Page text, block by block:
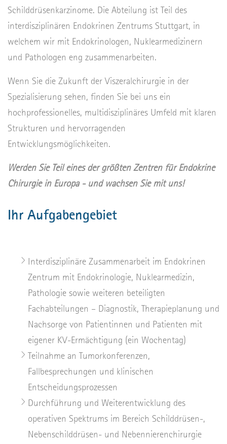
Schilddrüsenkarzinome. Die Abteilung ist Teil des
interdisziplinären Endokrinen Zentrums Stuttgart, in
welchem wir mit Endokrinologen, Nuklearmedizinern
und Pathologen eng zusammenarbeiten.
Wenn Sie die Zukunft der Viszeralchirurgie in der
Spezialisierung sehen, finden Sie bei uns ein
hochprofessionelles, multidisziplinäres Umfeld mit klaren
Strukturen und hervorragenden
Entwicklungsmöglichkeiten.
Werden Sie Teil eines der größten Zentren für Endokrine
Chirurgie in Europa - und wachsen Sie mit uns!
Ihr Aufgabengebiet
Interdisziplinäre Zusammenarbeit im Endokrinen
Zentrum mit Endokrinologie, Nuklearmedizin,
Pathologie sowie weiteren beteiligten
Fachabteilungen – Diagnostik, Therapieplanung und
Nachsorge von Patientinnen und Patienten mit
eigener KV-Ermächtigung (ein Wochentag)
Teilnahme an Tumorkonferenzen,
Fallbesprechungen und klinischen
Entscheidungsprozessen
Durchführung und Weiterentwicklung des
operativen Spektrums im Bereich Schilddrüsen-,
Nebenschilddrüsen- und Nebennierenchirurgie